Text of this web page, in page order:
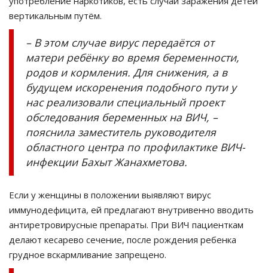
вертикальным путём.
– В этом случае вирус передаётся от
матери ребёнку во время беременности,
родов и кормления. Для снижения, а в
будущем искоренения подобного пути у
нас реализовали специальный проект
обследования беременных на ВИЧ, –
пояснила заместитель руководителя
областного центра по профилактике ВИЧ-
инфекции Бахыт Жанахметова.
Если у женщины в положении выявляют вирус
иммунодефицита, ей предлагают внутривенно вводить
антиретровирусные препараты. При ВИЧ пациенткам
делают кесарево сечение, после рождения ребенка
грудное вскармливание запрещено.